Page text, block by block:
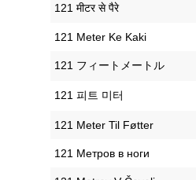
‎121 मीटर से पैरे
‎121 Meter Ke Kaki
‎121 フィートメートル
‎121 피트 미터
‎121 Meter Til Føtter
‎121 Метров в ноги